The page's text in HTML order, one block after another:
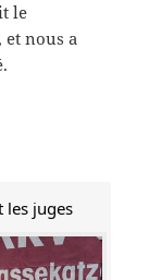
le
et nous a
les juges